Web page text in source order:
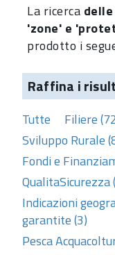
La ricerca
'zone' e
prodotto i
Raffina i
Tutte Filiere
Sviluppo Rurale
Fondi e
QualitaSicurezza
Indicazioni
garantite (3)
Pesca